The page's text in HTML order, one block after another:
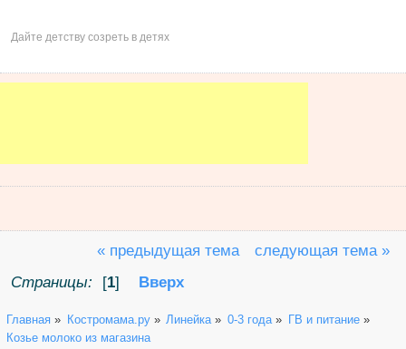
Дайте детству созреть в детях
« предыдущая тема
следующая тема »
Страницы:
[1] Вверх
Главная » Костромама.ру» Линейка» 0-3 года» ГВ и питание»
Козье молоко из магазина